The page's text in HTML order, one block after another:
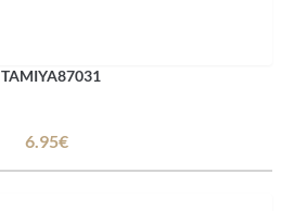
TAMIYA87031
6.95€